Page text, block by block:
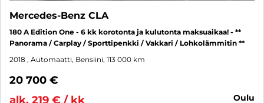
Mercedes-Benz CLA
180 A Edition One - 6 kk korotonta ja kulutonta maksuaikaa! - **
Panorama / Carplay / Sporttipenkki / Vakkari / Lohkolämmitin **
2018 , Automaatti, Bensiini, 113 000 km
20 700 €
alk. 219 € / kk
oulu